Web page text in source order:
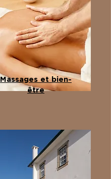
Massages et bien-
être